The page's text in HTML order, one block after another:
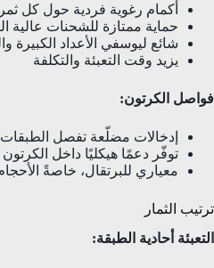
أكمام رغوية فردية حول كل
حماية ممتازة للشحنات عالية
شائع ليوسفي الأعداد الكبيرة
يزيد وقت التعبئة والتكلفة
فواصل الكرتون:
إدخالات مضلّعة تفصل الطبقات
توفّر دعمًا هيكليًا داخل الكرتون
معياري للبرتقال، خاصةً الأحجام
ترتيب الثمار
التعبئة أحادية الطبقة: